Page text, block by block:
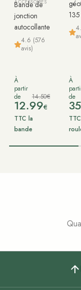
ACCESSOIRES
Bande de
jonction
autocollante
4.6 (576
avis)
À
partir
de
14.50€
12.99€
TTC la
bande
À
de